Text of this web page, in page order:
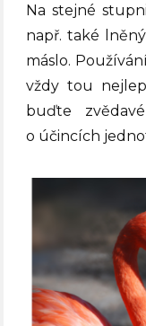
Na stejné
např. také
máslo.
vždy tou
buďte
o účincích